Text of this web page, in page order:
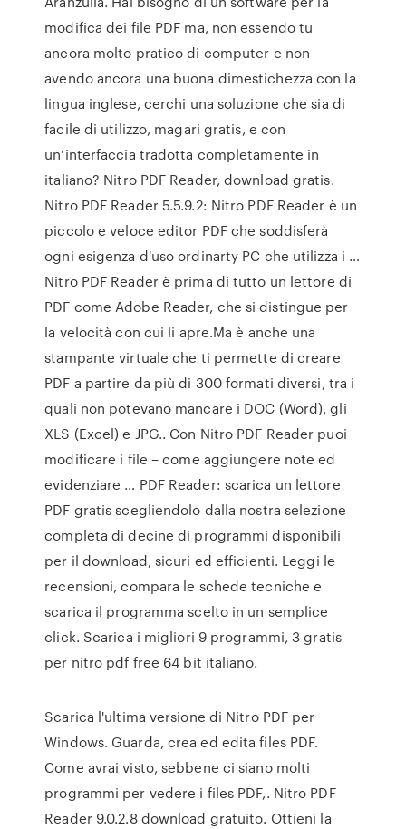
modifica dei file PDF ma, non essendo tu
ancora molto pratico di computer e non
avendo ancora una buona dimestichezza con la
lingua inglese, cerchi una soluzione che sia di
facile di utilizzo, magari gratis, e con
un’interfaccia tradotta completamente in
italiano? Nitro PDF Reader, download gratis.
Nitro PDF Reader 5.5.9.2: Nitro PDF Reader è un
piccolo e veloce editor PDF che soddisferà
ogni esigenza d'uso ordinarty PC che utilizza i …
Nitro PDF Reader è prima di tutto un lettore di
PDF come Adobe Reader, che si distingue per
la velocità con cui li apre.Ma è anche una
stampante virtuale che ti permette di creare
PDF a partire da più di 300 formati diversi, tra i
quali non potevano mancare i DOC (Word), gli
XLS (Excel) e JPG.. Con Nitro PDF Reader puoi
modificare i file – come aggiungere note ed
evidenziare … PDF Reader: scarica un lettore
PDF gratis scegliendolo dalla nostra selezione
completa di decine di programmi disponibili
per il download, sicuri ed efficienti. Leggi le
recensioni, compara le schede tecniche e
scarica il programma scelto in un semplice
click. Scarica i migliori 9 programmi, 3 gratis
per nitro pdf free 64 bit italiano.
Scarica l'ultima versione di Nitro PDF per
Windows. Guarda, crea ed edita files PDF.
Come avrai visto, sebbene ci siano molti
programmi per vedere i files PDF,. Nitro PDF
Reader 9.0.2.8 download gratuito. Ottieni la